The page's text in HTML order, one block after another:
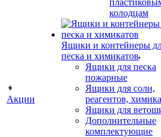
Акции
колодцам
Ящики и контейнеры
песка и химикатов
Ящики для песка
пожарные
Ящики для соли,
реагентов,
Ящики для
Дополнительные
комплектующие